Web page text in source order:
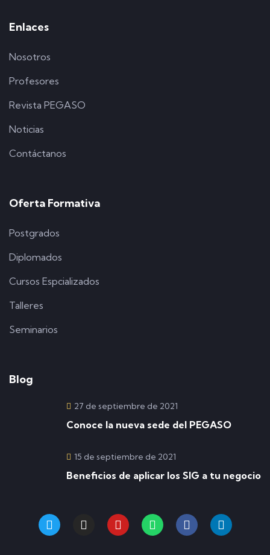
Enlaces
Nosotros
Profesores
Revista PEGASO
Noticias
Contáctanos
Oferta Formativa
Postgrados
Diplomados
Cursos Espcializados
Talleres
Seminarios
Blog
27 de septiembre de 2021
Conoce la nueva sede del PEGASO
15 de septiembre de 2021
Beneficios de aplicar los SIG a tu negocio